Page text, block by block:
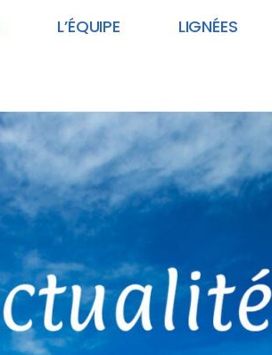
L’ÉQUIPE LIGNÉES